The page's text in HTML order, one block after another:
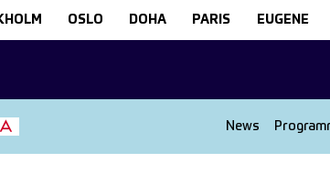
OSLO DOHA PARIS EUGENE
News